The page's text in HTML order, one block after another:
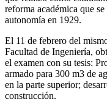
reforma académica que
autonomía en 1929.
El 11 de febrero del
Facultad de Ingeniería,
el examen con su tesis:
armado para 300 m3 de
en la parte superior;
construcción.